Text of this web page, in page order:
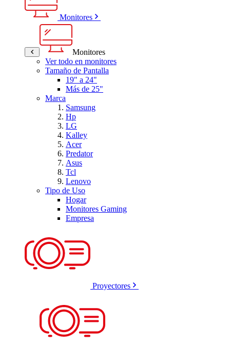
Monitores
Monitores
Ver todo en monitores
Tamaño de Pantalla
19" a 24"
Más de 25"
Marca
Samsung
Hp
LG
Kalley
Acer
Predator
Asus
Tcl
Lenovo
Tipo de Uso
Hogar
Monitores Gaming
Empresa
Proyectores